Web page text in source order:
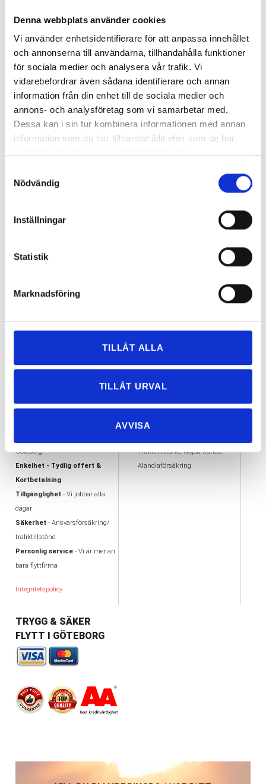
Denna webbplats använder cookies
Vi använder enhetsidentifierare för att anpassa innehållet
och annonserna till användarna, tillhandahålla funktioner
för sociala medier och analysera vår trafik. Vi
vidarebefordrar även sådana identifierare och annan
information från din enhet till de sociala medier och
annons- och analysföretag som vi samarbetar med.
Dessa kan i sin tur kombinera informationen med annan
information som du har tillhandahållit eller som de har
Nödvändig
Inställningar
Statistik
Marknadsföring
TILLÅT ALLA
TILLÅT URVAL
AVVISA
Är ni en flyttfirma som bara
erbjuder flytthjälp inom
Göteborg?
Nej då, vi kör ert flyttlass över hela Sverige och vi har
även lång erfarenhet avutomlandsflyttar. Vi står till din
tjänst, oavsett var, när eller hur du byter bostad eller
magasinering
VARFÖR FLYTTA MED
Göteborg
Enkelhet - Tydlig offert &
Kortbetalning
Tillgänglighet - Vi jobbar alla
dagar
Säkerhet - Ansvarsförsäkring/
trafiktillstånd
Personlig service- Vi är mer än
bara flyttfirma
Integritetspolicy
VÅRA UTMÄRKELSER
AA kreditvärdiga aktiebolag
Trafiktillstånd, Nöjda kunder
Alandiaförsäkring
TRYGG & SÄKER
FLYTT I GÖTEBORG